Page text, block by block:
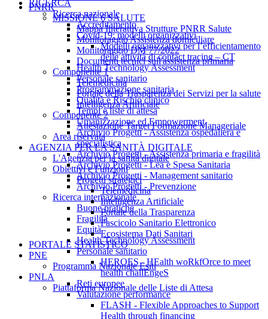
PNRR
MISSIONE 6 SALUTE
Mappa Interattiva Strutture PNRR Salute
Monitoraggio Assistenza domiciliare
Monitoraggio DM 77/2022
Documenti tecnici sull'assistenza primaria
Componente 1
Telemedicina
Portale della Trasparenza dei Servizi per la salute
Intelligenza Artificiale
Componente 2
Attestazione Target Formazione Manageriale
Area riservata
AGENZIA PER LA SANITÀ DIGITALE
L'Agenzia per la sanità digitale
Obiettivi e Funzioni
Progetti strategici
Telemedicina
Intelligenza Artificiale
Portale della Trasparenza
Fascicolo Sanitario Elettronico
Ecosistema Dati Sanitari
PORTALE STATISTICO
PNE
Programma Nazionale Esiti
PNLA
Piattaforma Nazionale delle Liste di Attesa
RICERCA
Ricerca nazionale
Accreditamento
Covid-19: modelli organizzativi
Modelli organizzativi per l’efficientamento
delle attività di contact tracing – CT
Health Technology Assessment
Personale sanitario
Programmazione sanitaria
Qualità e Rischio clinico
Tempi e liste di attesa
Umanizzazione ed Empowerment
Archivio Progetti - Assistenza ospedaliera e
specialistica
Archivio Progetti - Assistenza primaria e fragilità
Archivio Progetti - Lea e Spesa Sanitaria
Archivio Progetti - Management sanitario
Archivio Progetti - Prevenzione
Ricerca internazionale
Buone pratiche
Fragilità
Equità
Health Technology Assessment
Personale sanitario
HEROES - HEalth woRkfOrce to meet
health challEngeS
Reti europee
Valutazione performance
FLASH - Flexible Approaches to Support
Health through financing